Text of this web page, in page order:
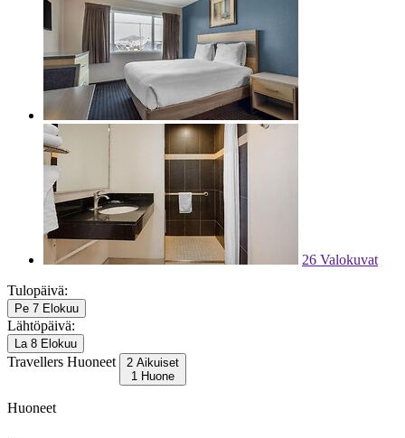
26 Valokuvat
Tulopäivä:
Pe 7 Elokuu
Lähtöpäivä:
La 8 Elokuu
Travellers Huoneet
2 Aikuiset
1 Huone
Huoneet